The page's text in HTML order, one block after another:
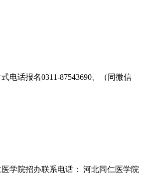
电话报名0311-87543690、（同微信
学院招办联系电话： 河北同仁医学院